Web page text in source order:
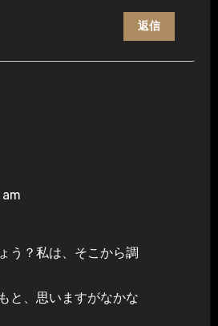
返信
う？私は、そこから調
と、思いますがなかな